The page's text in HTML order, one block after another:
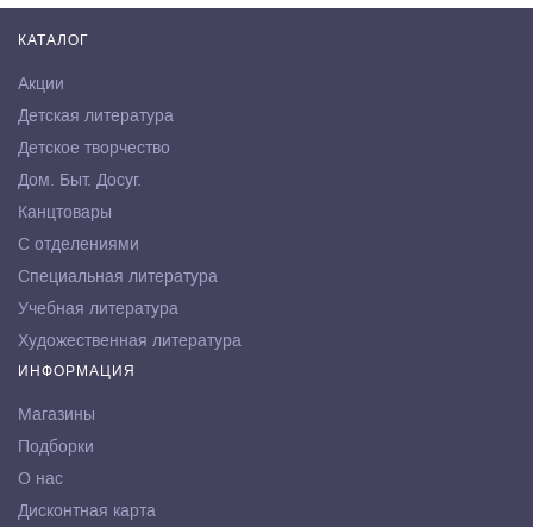
КАТАЛОГ
Акции
Детская литература
Детское творчество
Дом. Быт. Досуг.
Канцтовары
С отделениями
Специальная литература
Учебная литература
Художественная литература
ИНФОРМАЦИЯ
Магазины
Подборки
О нас
Дисконтная карта